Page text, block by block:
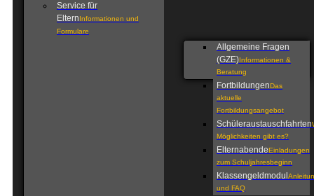
Service für
ElternInformationen und
Formulare
Allgemeine Fragen
(GZE)Informationen &
Beratung
FortbildungenDas
aktuelle
Fortbildungsangebot
Schüleraustauschfahrten
Möglichkeiten gibt es?
ElternabendeEinladungen
zum Schuljahresbeginn
Klassengeldmodul
und FAQ